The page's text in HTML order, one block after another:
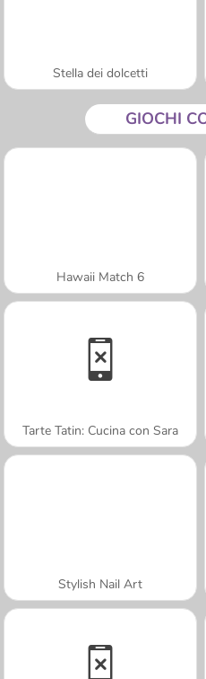
Stella dei dolcetti
GIOCHI
Hawaii Match 6
Tarte Tatin: Cucina con Sara
Stylish Nail Art